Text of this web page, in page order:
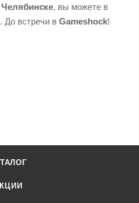
, вы можете в
. До встречи в Gameshock!